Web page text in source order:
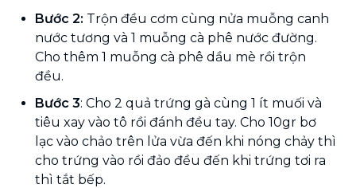
Bước 2: Trộn đều cơm cùng nửa muỗng canh
nước tương và 1 muỗng cà phê nước đường.
Cho thêm 1 muỗng cà phê dầu mè rồi trộn
đều.
Bước 3: Cho 2 quả trứng gà cùng 1 ít muối và
tiêu xay vào tô rồi đánh đều tay. Cho 10gr bơ
lạc vào chảo trên lửa vừa đến khi nóng chảy thì
cho trứng vào rồi đảo đều đến khi trứng tơi ra
thì tắt bếp.